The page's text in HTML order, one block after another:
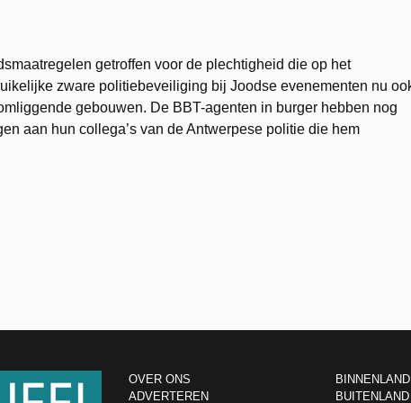
getroffen voor de plechtigheid die op het
zware politiebeveiliging bij Joodse evenementen nu
gebouwen. De BBT-agenten in burger hebben nog
aan hun collega’s van de Antwerpese politie die hem
OVER ONS
ADVERTEREN
BINNENLAND
BUITENLAND